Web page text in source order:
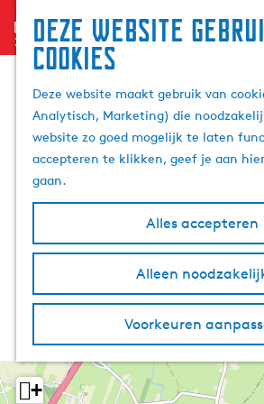
Deze website
cookies
Deze website maakt gebruik van
Analytisch, Marketing) die
website zo goed mogelijk te laten
accepteren te klikken, geef je aan
gaan.
Alles accepteren
Alleen
Voorkeuren
menu
G
a
n
a
a
r
e
o
e
e
+